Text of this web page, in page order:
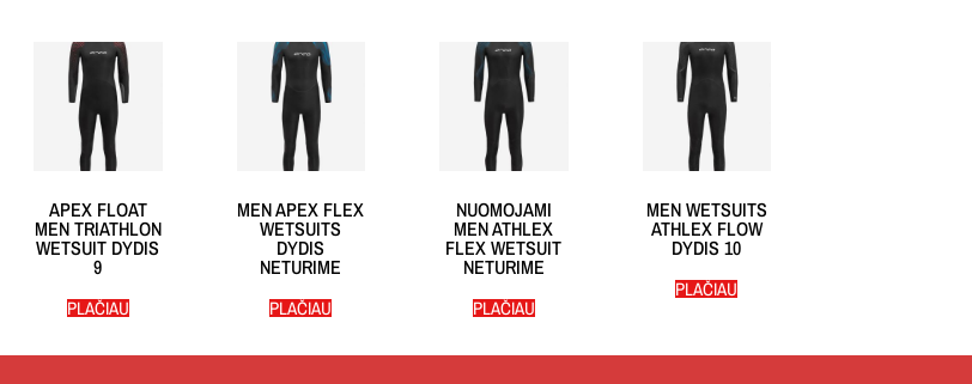
APEX FLOAT
MEN TRIATHLON
WETSUIT DYDIS
9
PLAČIAU
MEN APEX FLEX
WETSUITS
DYDIS
NETURIME
PLAČIAU
NUOMOJAMI
MEN ATHLEX
FLEX WETSUIT
NETURIME
PLAČIAU
MEN WETSUITS
ATHLEX FLOW
DYDIS 10
PLAČIAU